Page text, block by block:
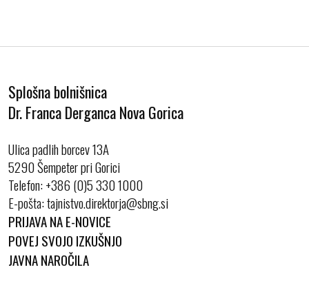
Splošna bolnišnica
Dr. Franca Derganca Nova Gorica
Ulica padlih borcev 13A
5290 Šempeter pri Gorici
Telefon:+386 (0)5 330 1000
E-pošta:
PRIJAVA NA E-NOVICE
POVEJ SVOJO IZKUŠNJO
JAVNA NAROČILA